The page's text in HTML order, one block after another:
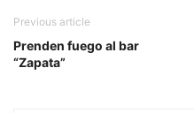
Previous article
Prenden fuego al bar
“Zapata”